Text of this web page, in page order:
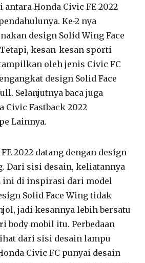
Honda Civic FE 2022
Ke-2 nya
design Solid Wing Face
kesan-kesan sporti
oleh jenis Civic FC
design Solid Face
Selanjutnya baca juga
Civic Fastback 2022
Lainnya.
2022 datang dengan design
Dari sisi desain, keliatannya
ini di inspirasi dari model
Solid Face Wing tidak
jadi kesannya lebih bersatu
body mobil itu. Perbedaan
dari sisi desain lampu
Civic FC punyai desain